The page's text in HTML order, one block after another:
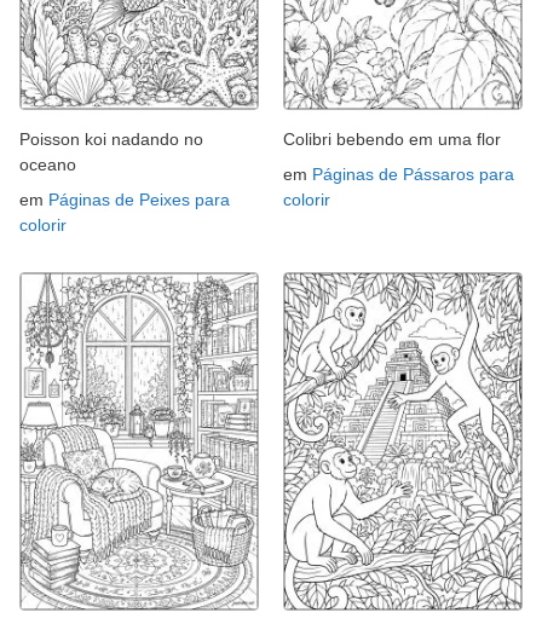
Poisson koi nadando no
oceano
em Páginas de Peixes para
colorir
Colibri bebendo em uma flor
em Páginas de Pássaros para
colorir